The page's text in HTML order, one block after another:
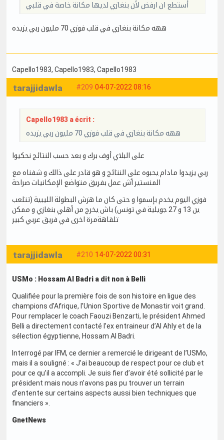
أستطع ان ارفض لأن بنغازي لديها مكانة خاصة في قلبي
ههه مكانة بنغازي في قلب فوزي 70 مليون ربي يزيده
Capello1983, Capello1983, Capello1983
#209 04-07-2022 08:16
tarajjidawla
Capello1983 a écrit :
ههه مكانة بنغازي في قلب فوزي 70 مليون ربي يزيده
على البلاي أوف برك و بعد حسب النتائج نحكيوا
ربي يزيدوا مادام يحبوه على النتائج و هو قادر على ذالك و شفناه مع
المنستير ٱش عمل بفريق متواضع الإمكانيات صراحة
فوزي اليوم يخدم بإسموا و حتى كان ما هزش البطولة الليبية (تتلعب
ين 13 و 27 جويلية في تونس) باش يخرج من أهلي بنغازي و ممكن
تلقاهةمرة اخرى في فريق عربي كبير
#210 14-07-2022 00:31
tarajjidawla
USMo : Hossam Al Badri a dit non à Belli
Qualifiée pour la première fois de son histoire en ligue des
champions d’Afrique, l’Union Sportive de Monastir voit grand.
Pour remplacer le coach Faouzi Benzarti, le président Ahmed
Belli a directement contacté l’ex entraineur d’Al Ahly et de la
sélection égyptienne, Hossam Al Badri.
Interrogé par IFM, ce dernier a remercié le dirigeant de l’USMo,
mais il a souligné : « J’ai beaucoup de respect pour ce club et
pour ce qu’il a accompli. Je suis fier d’avoir été sollicité par le
président mais nous n’avons pas pu trouver un terrain
d’entente sur certains aspects aussi bien techniques que
financiers ».
GnetNews